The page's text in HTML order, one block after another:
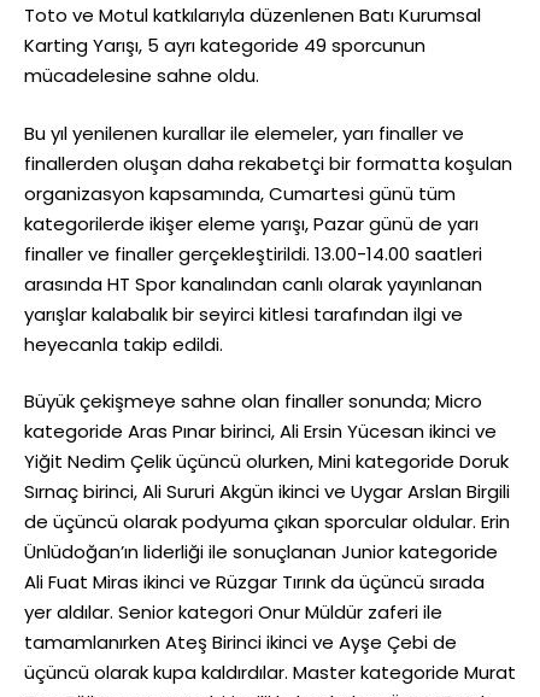
Toto ve Motul katkılarıyla düzenlenen Batı Kurumsal
Karting Yarışı, 5 ayrı kategoride 49 sporcunun
mücadelesine sahne oldu.
Bu yıl yenilenen kurallar ile elemeler, yarı finaller ve
finallerden oluşan daha rekabetçi bir formatta koşulan
organizasyon kapsamında, Cumartesi günü tüm
kategorilerde ikişer eleme yarışı, Pazar günü de yarı
finaller ve finaller gerçekleştirildi. 13.00-14.00 saatleri
arasında HT Spor kanalından canlı olarak yayınlanan
yarışlar kalabalık bir seyirci kitlesi tarafından ilgi ve
heyecanla takip edildi.
Büyük çekişmeye sahne olan finaller sonunda; Micro
kategoride Aras Pınar birinci, Ali Ersin Yücesan ikinci ve
Yiğit Nedim Çelik üçüncü olurken, Mini kategoride Doruk
Sırnaç birinci, Ali Sururi Akgün ikinci ve Uygar Arslan Birgili
de üçüncü olarak podyuma çıkan sporcular oldular. Erin
Ünlüdoğan’ın liderliği ile sonuçlanan Junior kategoride
Ali Fuat Miras ikinci ve Rüzgar Tırınk da üçüncü sırada
yer aldılar. Senior kategori Onur Müldür zaferi ile
tamamlanırken Ateş Birinci ikinci ve Ayşe Çebi de
üçüncü olarak kupa kaldırdılar. Master kategoride Murat